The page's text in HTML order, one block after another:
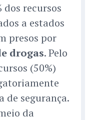
dos recursos
a estados
presos por
drogas. Pelo
(50%)
de segurança.
da